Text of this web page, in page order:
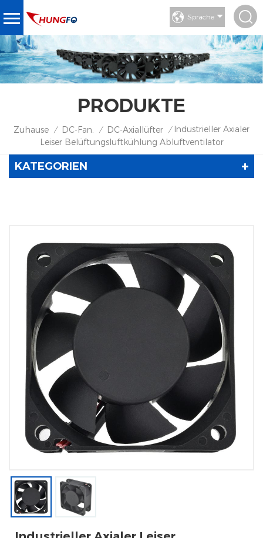
Sprache
PRODUKTE
Zuhause / DC-Fan. / DC-Axiallüfter / Industrieller Axialer
Leiser Belüftungsluftkühlung Abluftventilator
KATEGORIEN